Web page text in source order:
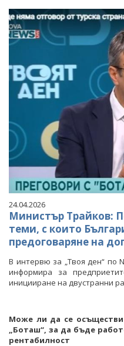
24.04.2026
Министър Трайков:
теми, с които
предоговаряне на
В интервю за „Твоя ден“ по
информира за
иницииране на двустранни
Може ли да се осъществи
„Боташ“, за да бъде
рентабилност